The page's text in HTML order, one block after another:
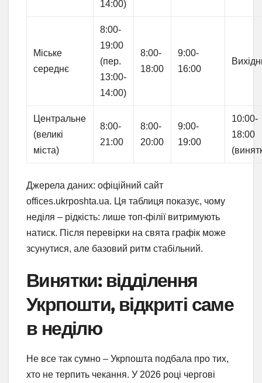
14:00)
Міське
середнє
8:00-
19:00
(пер.
13:00-
14:00)
8:00-
18:00
9:00-
16:00
Центральне
(великі
міста)
8:00-
21:00
8:00-
20:00
9:00-
19:00
10:00-
18:00
Джерела даних: офіційний сайт
offices.ukrposhta.ua. Ця таблиця показує, чому
неділя – рідкість: лише топ-філії витримують
натиск. Після перевірки на свята графік може
зсунутися, але базовий ритм стабільний.
Винятки: відділення
Укрпошти, відкриті саме
в неділю
Не все так сумно – Укрпошта подбала про тих,
хто не терпить чекання. У 2026 році чергові